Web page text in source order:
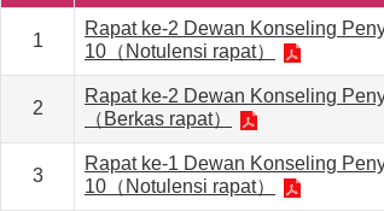
1
Rapat ke-2 Dewan Konseling
10（Notulensi rapat）
2
Rapat ke-2 Dewan Konseling
（Berkas rapat）
3
Rapat ke-1 Dewan Konseling
10（Notulensi rapat）